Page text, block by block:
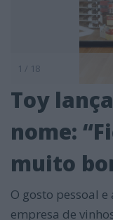
1 / 18
Toy
nome:
muito
O gosto pessoal
empresa de